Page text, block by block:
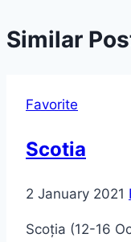
Similar
Favorite
Scotia
2 January 2021
Scoția (12-16